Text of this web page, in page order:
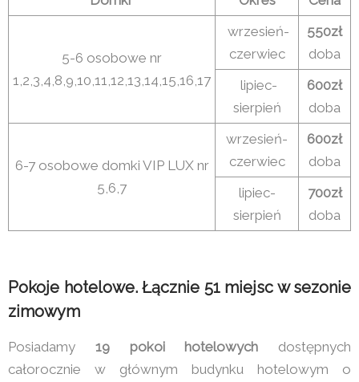
5-6 osobowe nr
1,2,3,4,8,9,10,11,12,13,14,15,16,17
wrzesień-
czerwiec
550zł
doba
lipiec-
sierpień
600zł
doba
6-7 osobowe domki VIP LUX nr
5,6,7
wrzesień-
czerwiec
600zł
doba
lipiec-
sierpień
700zł
doba
Pokoje hotelowe. Łącznie 51 miejsc w sezonie
zimowym
Posiadamy 19 pokoi hotelowych dostępnych
całorocznie w głównym budynku hotelowym o